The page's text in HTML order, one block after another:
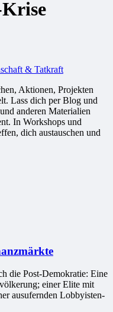
& Tatkraft
Aktionen, Projekten
Lass dich per Blog und
anderen Materialien
In Workshops und
dich austauschen und
die Post-Demokratie: Eine
einer Elite mit
ausufernden Lobbyisten-